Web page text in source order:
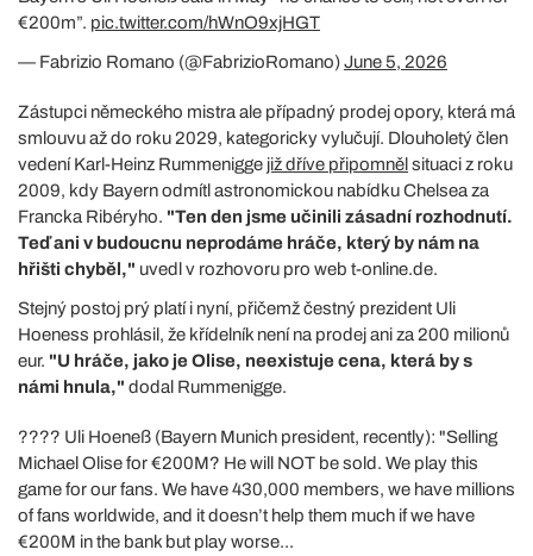
€200m”. pic.twitter.com/hWnO9xjHGT
— Fabrizio Romano (@FabrizioRomano)June 5, 2026
Zástupci německého mistra ale případný prodej opory, která má
smlouvu až do roku 2029, kategoricky vylučují. Dlouholetý člen
vedení Karl-Heinz Rummenigge již dříve připomněl situaci z roku
2009, kdy Bayern odmítl astronomickou nabídku Chelsea za
Francka Ribéryho. "Ten den jsme učinili zásadní rozhodnutí.
Teď ani v budoucnu neprodáme hráče, který by nám na
hřišti chyběl," uvedl v rozhovoru pro web t-online.de.
Stejný postoj prý platí i nyní, přičemž čestný prezident Uli
Hoeness prohlásil, že křídelník není na prodej ani za 200 milionů
eur. "U hráče, jako je Olise, neexistuje cena, která by s
námi hnula," dodal Rummenigge.
???? Uli Hoeneß (Bayern Munich president, recently): "Selling
Michael Olise for €200M? He will NOT be sold. We play this
game for our fans. We have 430,000 members, we have millions
of fans worldwide, and it doesn’t help them much if we have
€200M in the bank but play worse...